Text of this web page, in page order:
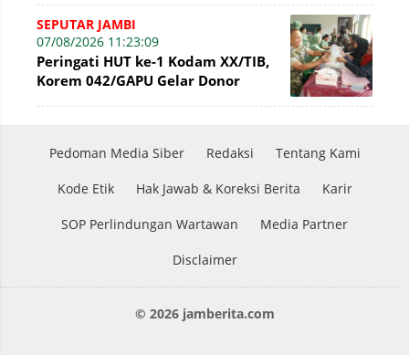
SEPUTAR JAMBI
07/08/2026 11:23:09
Peringati HUT ke-1 Kodam XX/TIB,
Korem 042/GAPU Gelar Donor
Pedoman Media Siber Redaksi Tentang Kami
Kode Etik Hak Jawab & Koreksi Berita Karir
SOP Perlindungan Wartawan Media Partner
Disclaimer
© 2026 jamberita.com